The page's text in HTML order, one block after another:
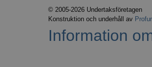
© 2005-2026 Undertaksföretagen
Konstruktion och underhåll av
Information